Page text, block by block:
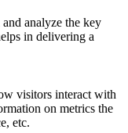
analyze the key
in delivering a
visitors interact with
on metrics the
etc.